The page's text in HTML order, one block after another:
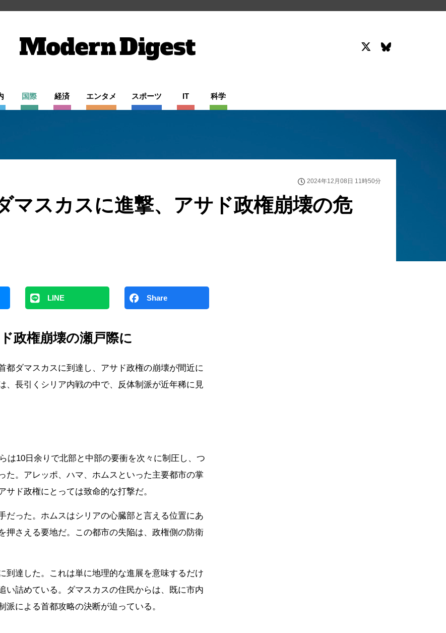
国際 経済 エンタメ スポーツ IT 科学
2024年12月08日 11時50分
マスカスに進撃、アサド政権崩壊の危
LINE Share
政権崩壊の瀬戸際に
都ダマスカスに到達し、アサド政権の崩壊が間近に
、長引くシリア内戦の中で、反体制派が近年稀に見
は10日余りで北部と中部の要衝を次々に制圧し、つ
た。アレッポ、ハマ、ホムスといった主要都市の掌
ド政権にとっては致命的な打撃だ。
だった。ホムスはシリアの心臓部と言える位置にあ
押さえる要地だ。この都市の失陥は、政権側の防衛
到達した。これは単に地理的な進展を意味するだけ
い詰めている。ダマスカスの住民からは、既に市内
による首都攻略の決断が迫っている。